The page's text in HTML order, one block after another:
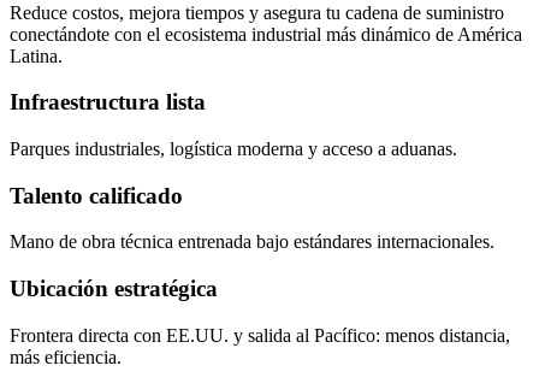
Reduce costos, mejora tiempos y asegura tu cadena de suministro
conectándote con el ecosistema industrial más dinámico de América
Latina.
Infraestructura lista
Parques industriales, logística moderna y acceso a aduanas.
Talento calificado
Mano de obra técnica entrenada bajo estándares internacionales.
Ubicación estratégica
Frontera directa con EE.UU. y salida al Pacífico: menos distancia,
más eficiencia.